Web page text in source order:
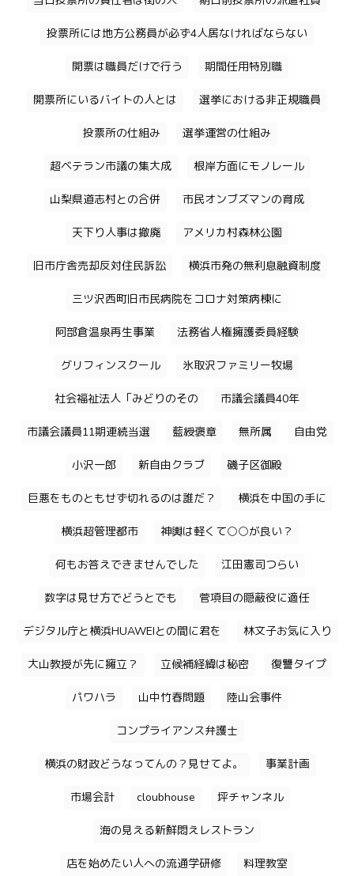
投票所には地方公務員が必ず4人居なければならない
開票は職員だけで行う 期間任用特別職
開票所にいるバイトの人とは 選挙における非正規職員
投票所の仕組み 選挙運営の仕組み
超ベテラン市議の集大成 根岸方面にモノレール
山梨県道志村との合併 市民オンブズマンの育成
天下り人事は撤廃 アメリカ村森林公園
旧市庁舎売却反対住民訴訟 横浜市発の無利息融資制度
三ツ沢西町旧市民病院をコロナ対策病棟に
阿部倉温泉再生事業 法務省人権擁護委員経験
グリフィンスクール 氷取沢ファミリー牧場
社会福祉法人「みどりのその 市議会議員40年
市議会議員11期連続当選 藍綬褒章 無所属 自由党
小沢一郎 新自由クラブ 磯子区御殿
巨悪をものともせず切れるのは誰だ？ 横浜を中国の手に
横浜超管理都市 神輿は軽くて○○が良い？
何もお答えできませんでした 江田憲司つらい
数字は見せ方でどうとでも 菅項目の隠蔽役に適任
デジタル庁と横浜HUAWEIとの間に君を 林文子お気に入り
大山教授が先に擁立？ 立候補経緯は秘密 復讐タイプ
パワハラ 山中竹春問題 陸山会事件
コンプライアンス弁護士
横浜の財政どうなってんの？見せてよ。 事業計画
市場会計 cloubhouse 坪チャンネル
海の見える新鮮悶えレストラン
店を始めたい人への流通学研修 料理教室